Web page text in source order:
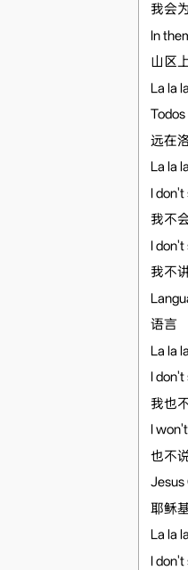
我会
In
山区
La la
远在
La la
I don't
我不
I don't
我不
语言
La la
I don't
我也
I
也不
Jesus
耶稣
La la
I don't